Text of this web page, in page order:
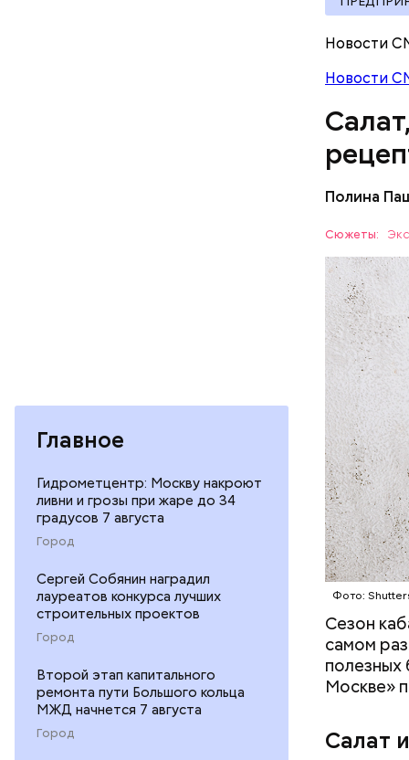
Главное
Гидрометцентр: Москву накроют
ливни и грозы при жаре до 34
градусов 7 августа
Город
Сергей Собянин наградил
лауреатов конкурса лучших
строительных проектов
Город
Второй этап капитального
ремонта пути Большого кольца
МЖД начнется 7 августа
Город
Новости
Новости
Полина
Сюжеты:
Фото:
Сезон
самом
полезных
Москве»
Салат
ЕДА
кожи;
плода.
ряда
— В